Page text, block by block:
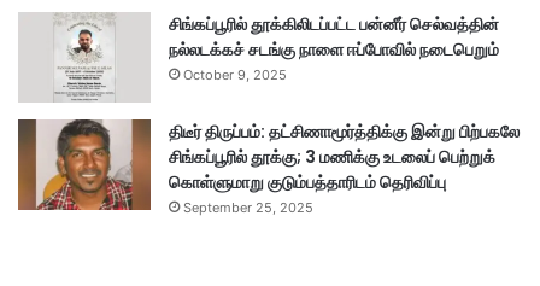
சிங்கப்பூரில் தூக்கிலிடப்பட்ட பன்னீர் செல்வத்தின்
நல்லடக்கச் சடங்கு நாளை ஈப்போவில் நடைபெறும்
October 9, 2025
திடீர் திருப்பம்: தட்சிணாமூர்த்திக்கு இன்று பிற்பகலே
சிங்கப்பூரில் தூக்கு; 3 மணிக்கு உடலைப் பெற்றுக்
கொள்ளுமாறு குடும்பத்தாரிடம் தெரிவிப்பு
September 25, 2025